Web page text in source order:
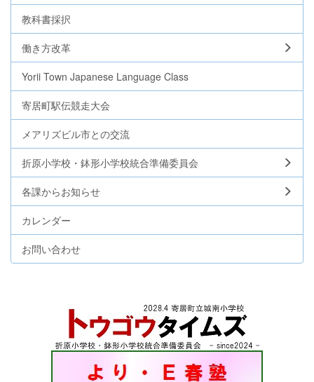
教科書採択
働き方改革
Yorii Town Japanese Language Class
寄居町駅伝競走大会
メアリズビル市との交流
折原小学校・鉢形小学校統合準備委員会
各課からお知らせ
カレンダー
お問い合わせ